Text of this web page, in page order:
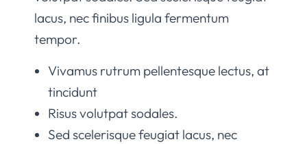
lacus, nec finibus ligula fermentum
tempor.
Vivamus rutrum pellentesque lectus, at
tincidunt
Risus volutpat sodales.
Sed scelerisque feugiat lacus, nec